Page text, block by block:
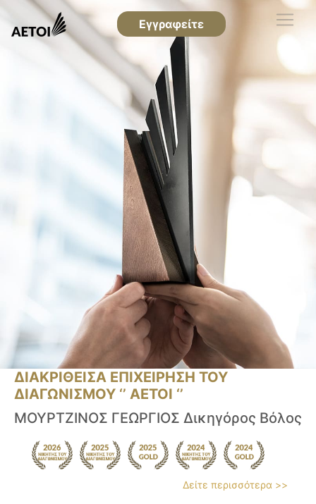
Εγγραφείτε
ΔΙΑΚΡΙΘΕΙΣΑ ΕΠΙΧΕΙΡΗΣΗ ΤΟΥ
ΔΙΑΓΩΝΙΣΜΟΥ ‘’ ΑΕΤΟΙ ‘’
ΜΟΥΡΤΖΙΝΟΣ ΓΕΩΡΓΙΟΣ Δικηγόρος Βόλος
Δείτε περισσότερα >>